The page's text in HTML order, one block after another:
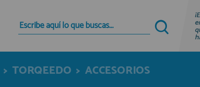
Quiero registrarme
Nuevo cliente
Al crear una cuenta en francobordo.com podrás
> TORQEEDO > ACCESORIOS